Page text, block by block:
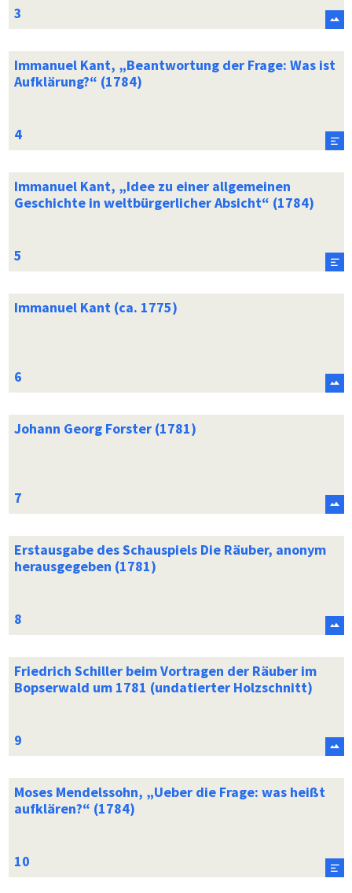
Immanuel Kant, „Beantwortung der Frage: Was ist
Aufklärung?“ (1784)
Immanuel Kant, „Idee zu einer allgemeinen
Geschichte in weltbürgerlicher Absicht“ (1784)
Immanuel Kant (ca. 1775)
Johann Georg Forster (1781)
Erstausgabe des Schauspiels Die Räuber, anonym
herausgegeben (1781)
Friedrich Schiller beim Vortragen der Räuber im
Bopserwald um 1781 (undatierter Holzschnitt)
Moses Mendelssohn, „Ueber die Frage: was heißt
aufklären?“ (1784)